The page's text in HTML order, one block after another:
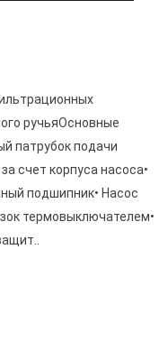
ручьяОсновные
патрубок подачи
счет корпуса насоса•
подшипник• Насос
термовыключателем•